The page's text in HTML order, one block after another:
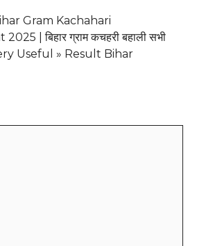
Gram Kachahari
| बिहार ग्राम कचहरी बहाली सभी
Useful » Result Bihar